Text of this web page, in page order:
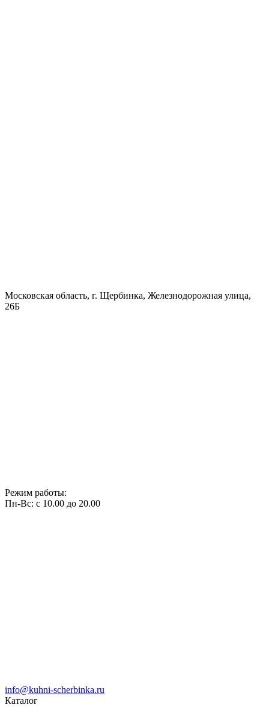
Московская область, г. Щербинка, Железнодорожная улица,
26Б
Режим работы:
Пн-Вс: с 10.00 до 20.00
info@kuhni-scherbinka.ru
Каталог